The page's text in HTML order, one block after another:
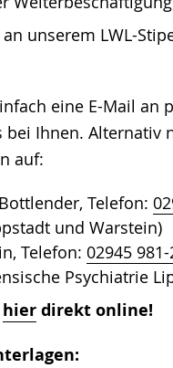
unserem LWL-
eine E-Mail
Ihnen. Alternativ
auf:
Telefon:
und Warstein)
Telefon: 02945
Psychiatrie
hier direkt online!